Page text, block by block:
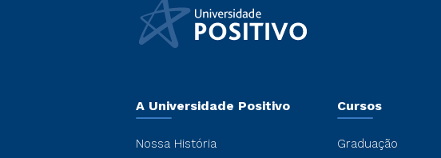
A Universidade Positivo
Nossa História
Cursos
Graduação